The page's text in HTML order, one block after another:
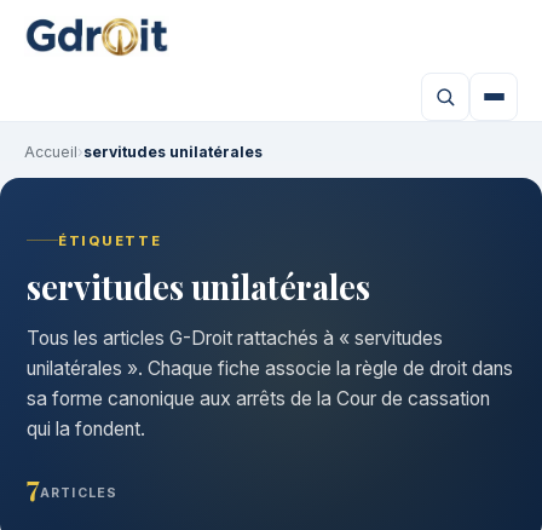
Accueil›servitudes unilatérales
ÉTIQUETTE
servitudes unilatérales
Tous les articles G-Droit rattachés à « servitudes
unilatérales ». Chaque fiche associe la règle de droit dans
sa forme canonique aux arrêts de la Cour de cassation
qui la fondent.
7ARTICLES